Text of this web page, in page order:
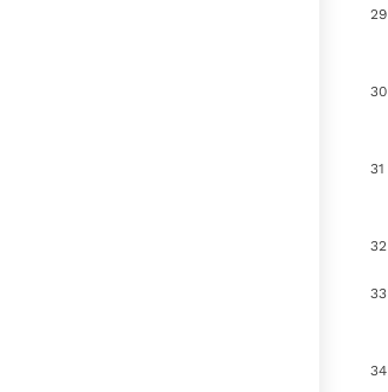
29
30
31
32
33
34